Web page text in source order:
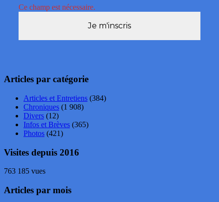
Ce champ est nécessaire.
Articles par catégorie
Articles et Entretiens (384)
Chroniques (1 908)
Divers (12)
Infos et Brèves (365)
Photos (421)
Visites depuis 2016
763 185 vues
Articles par mois